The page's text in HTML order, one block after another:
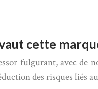
cette
fulgurant, avec de
des risques liés